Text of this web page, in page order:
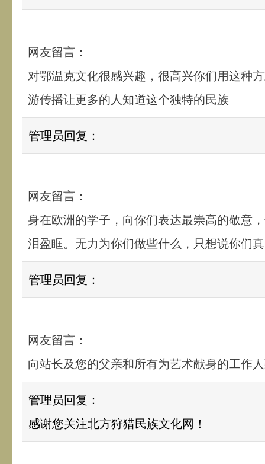
网友留言：
对鄂温克文化很感兴趣，很高兴你们用这种
游传播让更多的人知道这个独特的民族
管理员回复：
网友留言：
身在欧洲的学子，向你们表达最崇高的敬意
泪盈眶。无力为你们做些什么，只想说你们
管理员回复：
网友留言：
向站长及您的父亲和所有为艺术献身的工作
管理员回复：
感谢您关注北方狩猎民族文化网！